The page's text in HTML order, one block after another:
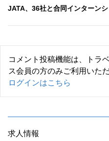
JATA、36社と合同インターン
コメント投稿機能は、トラ
ス会員の方のみご利用いただ
ログインはこちら
求人情報